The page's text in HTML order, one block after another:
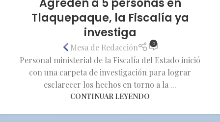
Agreden a 5 personas en
Tlaquepaque, la Fiscalía ya
investiga
Mesa de Redacción 0
Personal ministerial de la Fiscalía del Estado inició
con una carpeta de investigación para lograr
esclarecer los hechos en torno a la ...
CONTINUAR LEYENDO